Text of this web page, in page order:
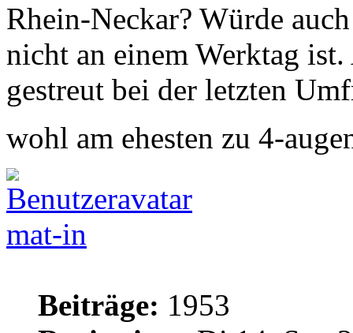
Rhein-Neckar? Würde
nicht an einem Werktag
gestreut bei der letzten
wohl am ehesten zu 4-
mat-in
Beiträge: 1953